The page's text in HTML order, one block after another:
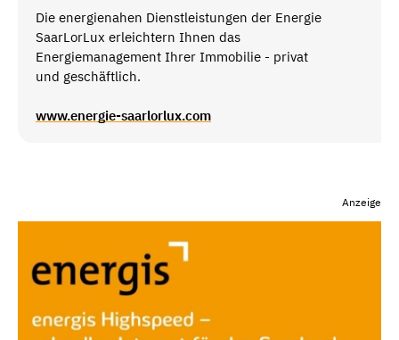
Die energienahen Dienstleistungen der Energie
SaarLorLux erleichtern Ihnen das
Energiemanagement Ihrer Immobilie - privat
und geschäftlich.
www.energie-saarlorlux.com
Anzeige